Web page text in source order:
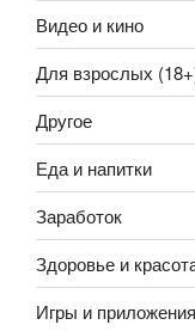
Видео и кино
Для взрослых
Другое
Еда и напитки
Заработок
Здоровье и
Игры и приложения